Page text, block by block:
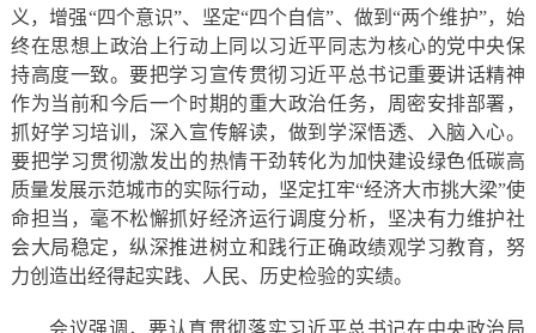
义，增强“四个意识”、坚定“四个自信”、做到“两个维护”，始
终在思想上政治上行动上同以习近平同志为核心的党中央保
持高度一致。要把学习宣传贯彻习近平总书记重要讲话精神
作为当前和今后一个时期的重大政治任务，周密安排部署，
抓好学习培训，深入宣传解读，做到学深悟透、入脑入心。
要把学习贯彻激发出的热情干劲转化为加快建设绿色低碳高
质量发展示范城市的实际行动，坚定扛牢“经济大市挑大梁”使
命担当，毫不松懈抓好经济运行调度分析，坚决有力维护社
会大局稳定，纵深推进树立和践行正确政绩观学习教育，努
力创造出经得起实践、人民、历史检验的实绩。
会议强调，要认真贯彻落实习近平总书记在中央政治局